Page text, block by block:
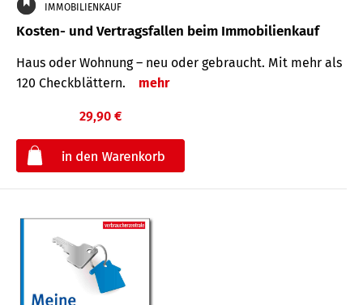
IMMOBILIENKAUF
Kosten- und Vertragsfallen beim Immobilienkauf
Haus oder Wohnung – neu oder gebraucht. Mit mehr als
120 Check­blättern.
mehr
29,90 €